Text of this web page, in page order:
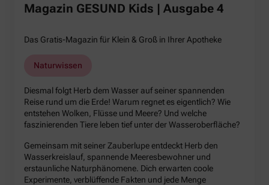
Magazin GESUND Kids | Ausgabe 4
Das Gratis-Magazin für Klein & Groß in Ihrer Apotheke
Naturwissen
Diesmal folgt Herb dem Wasser auf seiner spannenden
Reise rund um die Erde! Warum regnet es eigentlich? Wie
entstehen Wolken, Flüsse und Meere? Und welche
faszinierenden Tiere leben tief unter der Wasseroberfläche?
Gemeinsam mit seiner Zauberlupe entdeckt Herb den
Wasserkreislauf, spannende Meeresbewohner und
erstaunliche Naturphänomene. Dich erwarten coole
Experimente, verblüffende Fakten und jede Menge